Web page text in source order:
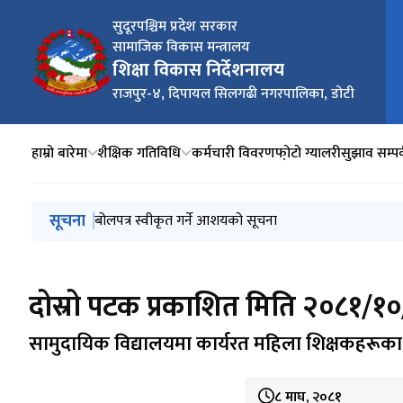
सुदूरपश्चिम प्रदेश सरकार
सामाजिक विकास मन्त्रालय
शिक्षा विकास निर्देशनालय
राजपुर-४, दिपायल सिलगढी नगरपालिका, डोटी
हाम्रो बारेमा शैक्षिक गतिविधि कर्मचारी विवरणफो़टो ग्यालरीसुझाव
मुख्य नेभिगेसनमा जानुहोस्
सूचना कार्यसम्पादन मूल्याङ्कनको आधारमा गरिने (७५ प्रतिशत)
बोलपत्र स्वीकृत गर्ने आशयको सूचना
लिखित स्पष्टीकरण पेश गर्ने सूचना ।
निम्न माध्यमिक तह तृतीय नियुक्ति तथा पदस्थापना सम्बन्धमा ।
SEE परीक्षा २०८२ समयतालिका ।
दोस्रो पटक प्रकाशित मिति २०८१/
सामुदायिक विद्यालयमा कार्यरत महिला
८ माघ, २०८१